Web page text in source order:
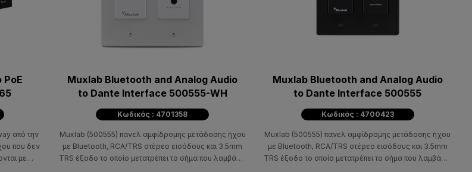
PoE
από την
που δεν
με
Muxlab Bluetooth and Analog Audio
to Dante Interface 500555-WH
Κωδικός : 4701358
Muxlab (500555) πανελ αμφίδρομης μετάδοσης ήχου
με Bluetooth, RCA/TRS στέρεο εισόδους και 3.5mm
TRS έξοδο το οποίο μετατρέπει το σήμα που λαμβάνει
Muxlab Bluetooth and Analog Audio
to Dante Interface 500555
Κωδικός : 4700423
Muxlab (500555) πανελ αμφίδρομης μετάδοσης ήχου
με Bluetooth, RCA/TRS στέρεο εισόδους και 3.5mm
TRS έξοδο το οποίο μετατρέπει το σήμα που λαμβάνει